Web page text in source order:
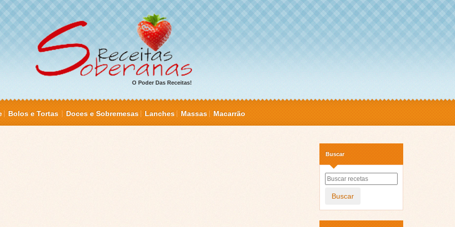
O Poder Das Receitas!
Bolos e Tortas Doces e Sobremesas Lanches Massas Macarrão
Buscar
Buscar